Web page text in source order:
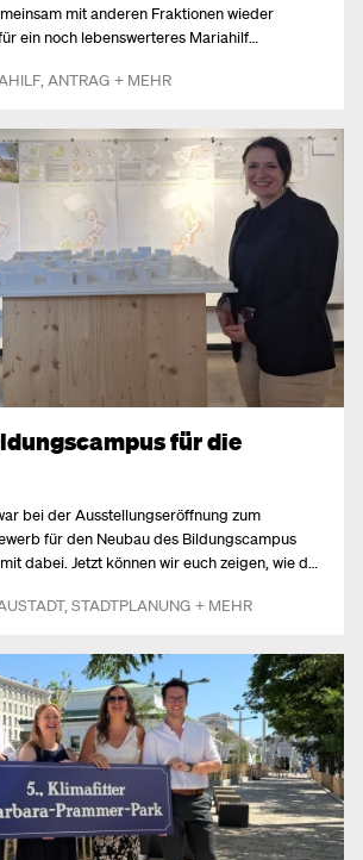
mit anderen Fraktionen wieder
ein noch lebenswerteres Mariahilf
Raum über konkrete Maßnahmen
ANTRAG + MEHR
für die
bei der Ausstellungseröffnung zum
für den Neubau des Bildungscampus
dabei. Jetzt können wir euch zeigen, wie der
, STADTPLANUNG + MEHR